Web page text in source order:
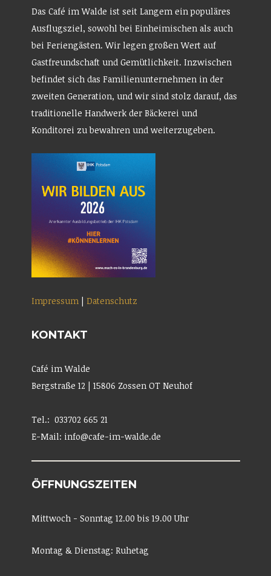
Das Café im Walde ist seit Langem ein populäres
Ausflugsziel, sowohl bei Einheimischen als auch
bei Feriengästen. Wir legen großen Wert auf
Gastfreundschaft und Gemütlichkeit. Inzwischen
befindet sich das Familienunternehmen in der
zweiten Generation, und wir sind stolz darauf, das
traditionelle Handwerk der Bäckerei und
Konditorei zu bewahren und weiterzugeben.
Impressum Datenschutz
KONTAKT
Café im Walde
Bergstraße 12 | 15806 Zossen OT Neuhof
Tel.: 033702 665 21
E-Mail: info@cafe-im-walde.de
ÖFFNUNGSZEITEN
Mittwoch - Sonntag 12.00 bis 19.00 Uhr
Montag & Dienstag: Ruhetag